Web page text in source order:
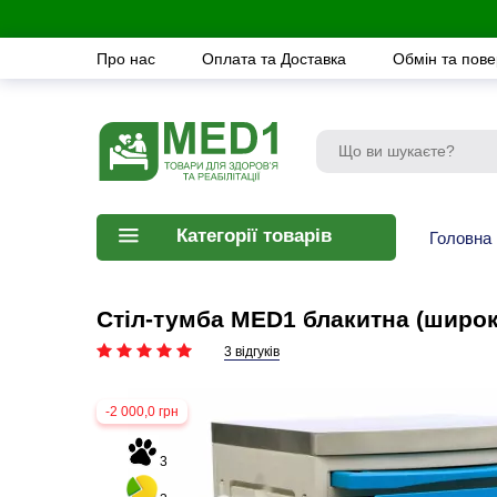
Про нас Оплата та Доставка Обмін та
Категорії товарів Головна
Стіл-тумба MED1 блакитна
3 відгуків
-2 000,0 грн
3